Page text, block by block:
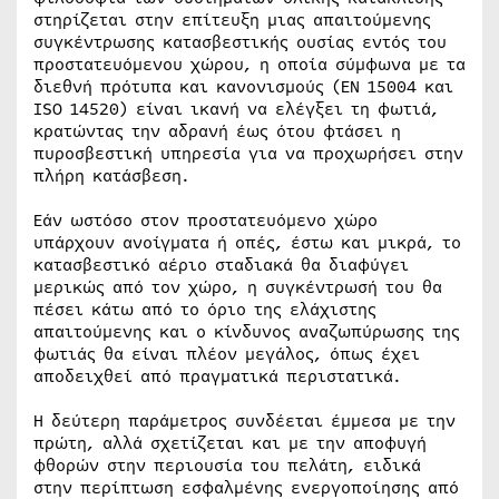
στηρίζεται στην επίτευξη μιας απαιτούμενης
συγκέντρωσης κατασβεστικής ουσίας εντός του
προστατευόμενου χώρου, η οποία σύμφωνα με τα
διεθνή πρότυπα και κανονισμούς (ΕΝ 15004 και
ISO 14520) είναι ικανή να ελέγξει τη φωτιά,
κρατώντας την αδρανή έως ότου φτάσει η
πυροσβεστική υπηρεσία για να προχωρήσει στην
πλήρη κατάσβεση.
Εάν ωστόσο στον προστατευόμενο χώρο
υπάρχουν ανοίγματα ή οπές, έστω και μικρά, το
κατασβεστικό αέριο σταδιακά θα διαφύγει
μερικώς από τον χώρο, η συγκέντρωσή του θα
πέσει κάτω από το όριο της ελάχιστης
απαιτούμενης και ο κίνδυνος αναζωπύρωσης της
φωτιάς θα είναι πλέον μεγάλος, όπως έχει
αποδειχθεί από πραγματικά περιστατικά.
Η δεύτερη παράμετρος συνδέεται έμμεσα με την
πρώτη, αλλά σχετίζεται και με την αποφυγή
φθορών στην περιουσία του πελάτη, ειδικά
στην περίπτωση εσφαλμένης ενεργοποίησης από